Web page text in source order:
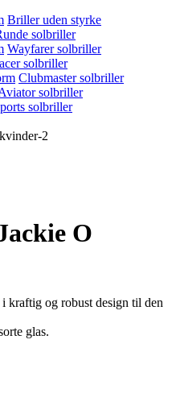
Briller uden styrke
solbriller
Wayfarer solbriller
solbriller
Clubmaster solbriller
solbriller
solbriller
O
kraftig og robust design til den
glas.